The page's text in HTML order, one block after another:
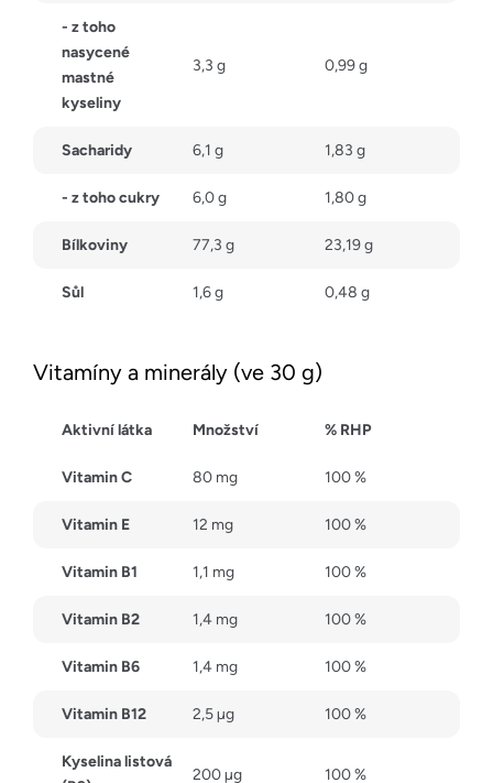
- z toho
nasycené
mastné
kyseliny
3,3 g 0,99 g
Sacharidy 6,1 g 1,83 g
- z toho cukry 6,0 g 1,80 g
Bílkoviny 77,3 g 23,19 g
Sůl 1,6 g 0,48 g
Vitamíny a minerály (ve 30 g)
Aktivní látka Množství % RHP
Vitamin C 80 mg 100 %
Vitamin E 12 mg 100 %
Vitamin B1 1,1 mg 100 %
Vitamin B2 1,4 mg 100 %
Vitamin B6 1,4 mg 100 %
Vitamin B12 2,5 µg 100 %
Kyselina listová
200 µg 100 %